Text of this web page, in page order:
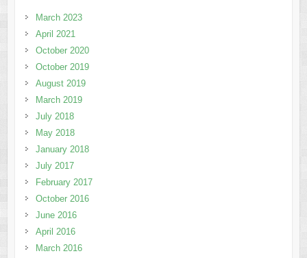
March 2023
April 2021
October 2020
October 2019
August 2019
March 2019
July 2018
May 2018
January 2018
July 2017
February 2017
October 2016
June 2016
April 2016
March 2016